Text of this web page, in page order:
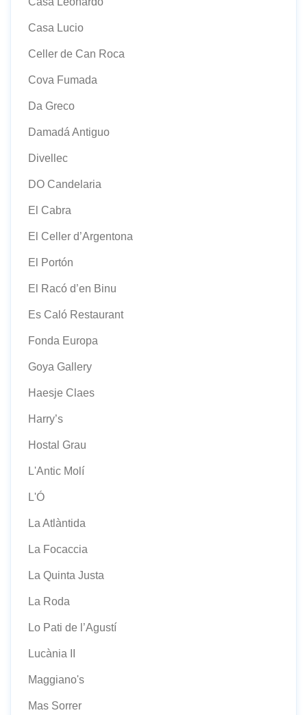
Casa Lucio
Celler de Can Roca
Cova Fumada
Da Greco
Damadá Antiguo
Divellec
DO Candelaria
El Cabra
El Celler d’Argentona
El Portón
El Racó d’en Binu
Es Caló Restaurant
Fonda Europa
Goya Gallery
Haesje Claes
Harry’s
Hostal Grau
L'Antic Molí
L'Ó
La Atlàntida
La Focaccia
La Quinta Justa
La Roda
Lo Pati de l’Agustí
Lucània II
Maggiano's
Mas Sorrer